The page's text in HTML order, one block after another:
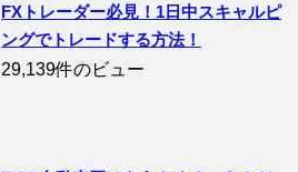
FXトレーダー必見！1日中スキャルピ
ングでトレードする方法！
29,139件のビュー